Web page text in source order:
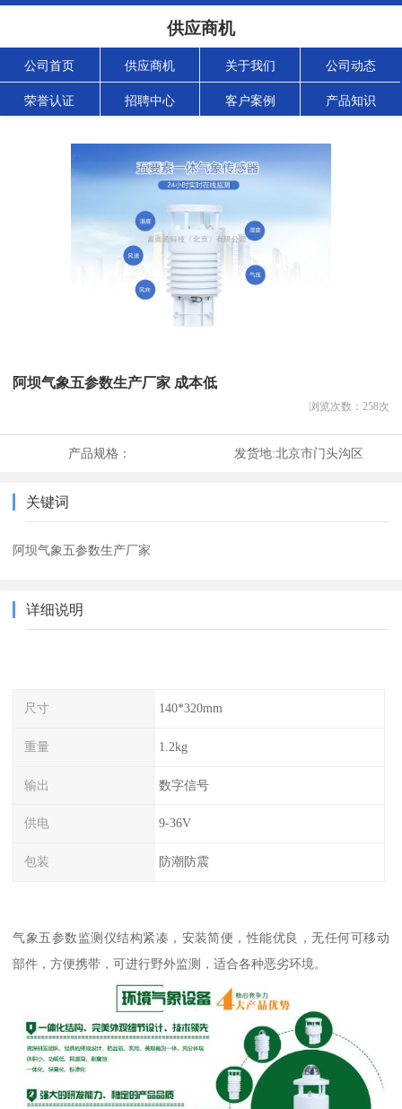
供应商机
公司首页 供应商机 关于我们 公司动态
荣誉认证 招聘中心 客户案例 产品知识
阿坝气象五参数生产厂家 成本低
浏览次数： 258次
产品规格： 发货地:北京市门头沟区
关键词
阿坝气象五参数生产厂家
详细说明
尺寸 140*320mm
重量 1.2kg
输出 数字信号
供电 9-36V
包装 防潮防震
气象五参数监测仪结构紧凑，安装简便，性能优良，无任何可移动
部件，方便携带，可进行野外监测，适合各种恶劣环境。